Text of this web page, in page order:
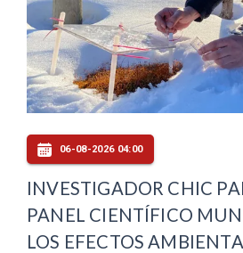
06-08-2026 04:00
INVESTIGADOR CHIC
PANEL CIENTÍFICO
LOS EFECTOS